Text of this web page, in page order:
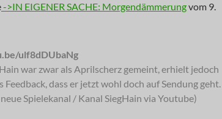
->IN EIGENER SACHE: Morgendämmerungvom 9.
ulf8dDUbaNg
war zwar als Aprilscherz gemeint, erhielt jedoch
Feedback, dass er jetzt wohl doch auf Sendung geht.
Spielekanal / Kanal SiegHain via Youtube)